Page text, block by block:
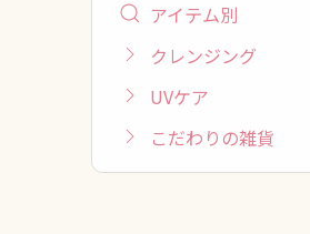
アイテム別
クレンジング
UVケア
こだわりの雑貨